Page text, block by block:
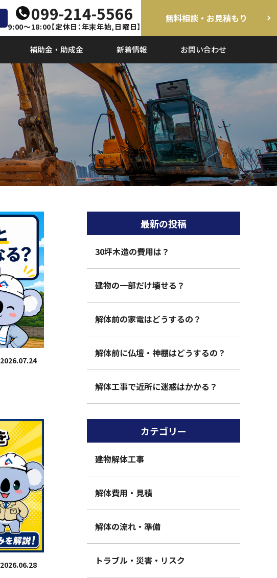
099-214-5566
9:00～18:00【定休日：年末年始,日曜日】
無料相談・お見積もり
補助金・助成金 新着情報 お問い合わせ
2026.07.24
2026.06.28
最新の投稿
30坪木造の費用は？
建物の一部だけ壊せる？
解体前の家電はどうするの？
解体前に仏壇・神棚はどうするの？
解体工事で近所に迷惑はかかる？
カテゴリー
建物解体工事
解体費用・見積
解体の流れ・準備
トラブル・災害・リスク